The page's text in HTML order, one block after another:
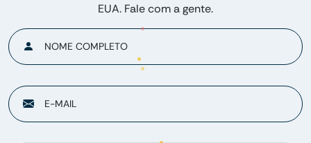
EUA. Fale com a gente.
NOME COMPLETO
E-MAIL